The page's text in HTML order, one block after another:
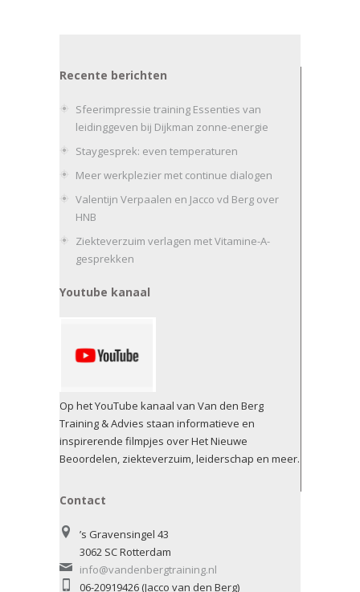
Recente berichten
Sfeerimpressie training Essenties van
leidinggeven bij Dijkman zonne-energie
Staygesprek: even temperaturen
Meer werkplezier met continue dialogen
Valentijn Verpaalen en Jacco vd Berg over
HNB
Ziekteverzuim verlagen met Vitamine-A-
gesprekken
Youtube kanaal
Op het YouTube kanaal van Van den Berg
Training & Advies staan informatieve en
inspirerende filmpjes over Het Nieuwe
Beoordelen, ziekteverzuim, leiderschap en meer.
Contact
’s Gravensingel 43
3062 SC Rotterdam
info@vandenbergtraining.nl
06-20919426 (Jacco van den Berg)